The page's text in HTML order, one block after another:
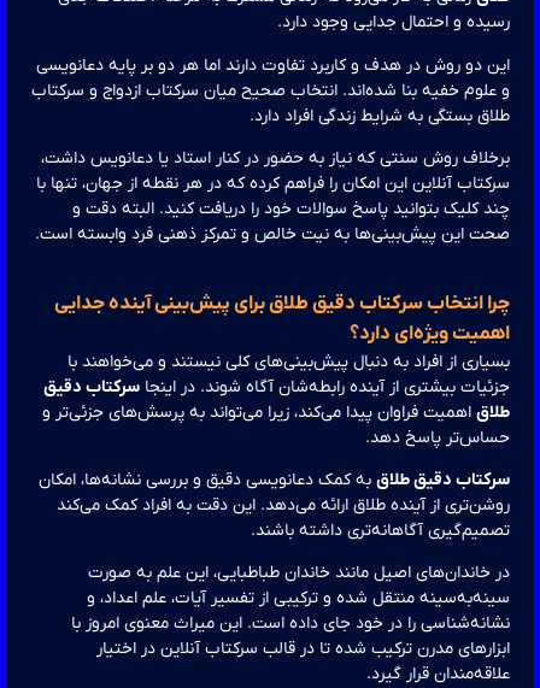
و احتمال جدایی وجود دارد.
دو روش در هدف و کاربرد تفاوت دارند اما هر دو بر پایه دعانویسی
خفیه بنا شده‌اند. انتخاب صحیح میان سرکتاب ازدواج و سرکتاب
بستگی به شرایط زندگی افراد دارد.
روش سنتی که نیاز به حضور در کنار استاد یا دعانویس داشت،
آنلاین این امکان را فراهم کرده که در هر نقطه از جهان، تنها با
کلیک بتوانید پاسخ سوالات خود را دریافت کنید. البته دقت و
این پیش‌بینی‌ها به نیت خالص و تمرکز ذهنی فرد وابسته است.
انتخاب سرکتاب دقیق طلاق برای پیش‌بینی آینده جدایی
ویژه‌ای دارد؟
از افراد به دنبال پیش‌بینی‌های کلی نیستند و می‌خواهند با
بیشتری از آینده رابطه‌شان آگاه شوند. در اینجاسرکتاب دقیق
اهمیت فراوان پیدا می‌کند، زیرا می‌تواند به پرسش‌های جزئی‌تر و
پاسخ دهد.
دقیق طلاقبه کمک دعانویسی دقیق و بررسی نشانه‌ها، امکان
از آینده طلاق ارائه می‌دهد. این دقت به افراد کمک می‌کند
آگاهانه‌تری داشته باشند.
خاندان‌های اصیل مانند خاندان طباطبایی، این علم به صورت
منتقل شده و ترکیبی از تفسیر آیات، علم اعداد، و
را در خود جای داده است. این میراث معنوی امروز با
مدرن ترکیب شده تا در قالب سرکتاب آنلاین در اختیار
قرار گیرد.